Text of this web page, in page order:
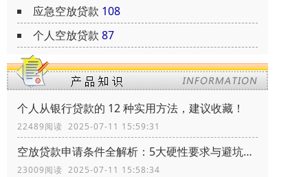
应急空放贷款 108
个人空放贷款 87
个人从银行贷款的 12 种实用方法，建议收藏！
22489阅读 2025-07-11 15:59:31
空放贷款申请条件全解析：5大硬性要求与避坑指南
23009阅读 2025-07-11 15:58:34